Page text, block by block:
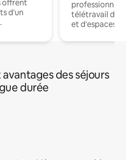
offrent
d'un
professionnels
télétravail
et d'espaces
des séjours
durée